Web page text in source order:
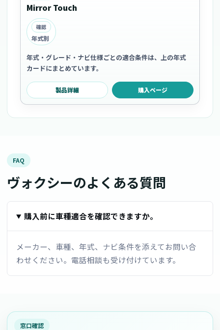
Mirror Touch
確認
年式別
年式・グレード・ナビ仕様ごとの適合条件は、上の年式
カードにまとめています。
製品詳細 購入ページ
FAQ
ヴォクシーのよくある質問
購入前に車種適合を確認できますか。
メーカー、車種、年式、ナビ条件を添えてお問い合
わせください。電話相談も受け付けています。
窓口確認